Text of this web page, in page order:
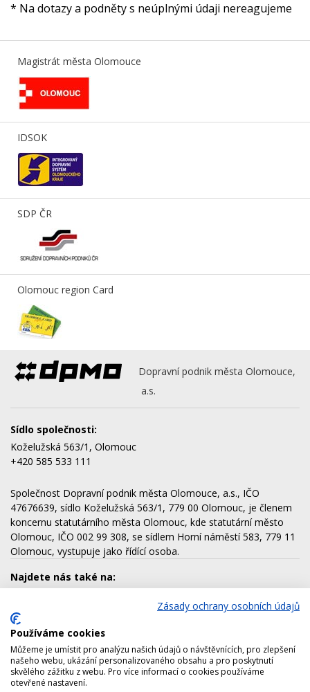
* Na dotazy a podněty s neúplnými údaji nereagujeme
Magistrát města Olomouce
IDSOK
SDP ČR
Olomouc region Card
Dopravní podnik města Olomouce,
a.s.
Sídlo společnosti:
Koželužská 563/1, Olomouc
+420 585 533 111
Společnost Dopravní podnik města Olomouce, a.s., IČO
47676639, sídlo Koželužská 563/1, 779 00 Olomouc, je členem
koncernu statutárního města Olomouc, kde statutární město
Olomouc, IČO 002 99 308, se sídlem Horní náměstí 583, 779 11
Olomouc, vystupuje jako řídící osoba.
Najdete nás také na:
Dalšími členy koncernu jsou:
AQUAPARK OLOMOUC, a.s.
Lesy města Olomouce, a.s.
Zásady ochrany osobních údajů
Používáme cookies
Můžeme je umístit pro analýzu našich údajů o návštěvnících, pro zlepšení
našeho webu, ukázání personalizovaného obsahu a pro poskytnutí
skvělého zážitku z webu. Pro více informací o cookies používáme
otevřené nastavení.